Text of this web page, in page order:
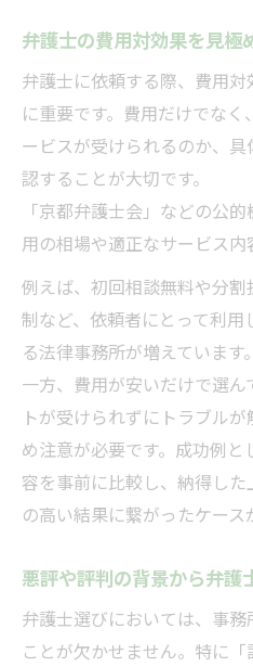
弁護士の費用対効果を見極
弁護士に依頼する際、費用
に重要です。費用だけでな
ービスが受けられるのか、
認することが大切です。
「京都弁護士会」などの公
用の相場や適正なサービス内
例えば、初回相談無料や分
制など、依頼者にとって利
る法律事務所が増えています。
一方、費用が安いだけで選
トが受けられずにトラブル
め注意が必要です。成功例
容を事前に比較し、納得し
の高い結果に繋がったケース
悪評や評判の背景から弁護
弁護士選びにおいては、事
ことが欠かせません。特に